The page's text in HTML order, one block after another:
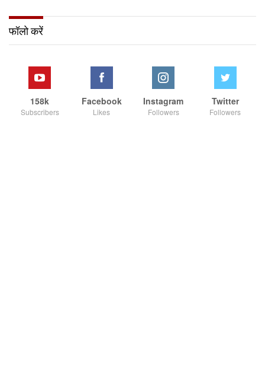
फॉलो करें
158k
Subscribers
Facebook
Likes
Instagram
Followers
Twitter
Followers